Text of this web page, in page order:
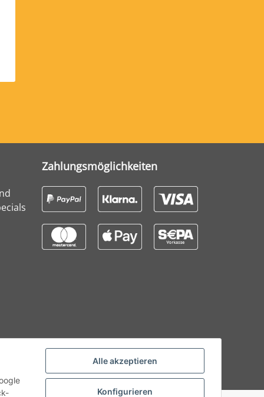
Alle akzeptieren
Konfigurieren
Zahlungsmöglichkeiten